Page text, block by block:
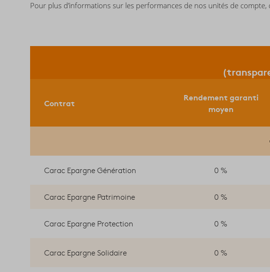
Pour plus d’informations sur les performances de nos unités de compte,
Contrat
Rendement garanti
moyen
Carac Epargne Génération 0 %
Carac Epargne Patrimoine 0 %
Carac Epargne Protection 0 %
Carac Epargne Solidaire 0 %